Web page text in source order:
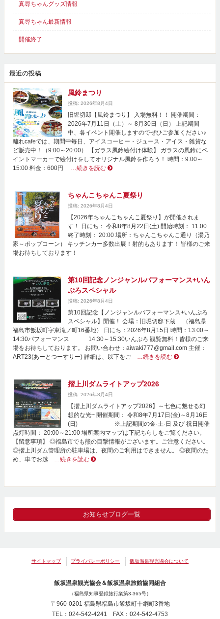
真尋ちゃんグッズ情報
真尋ちゃん最新情報
開催終了
最近の投稿
風鈴まつり
投稿: 2026年8月4日
旧堀切邸【風鈴まつり】 入場無料！！ 開催期間：
2026年7月11日（土）～ 8月30日（日） 上記期間
中、各イベント開催しますのでぜひご参加ください♪
離れcafeでは、期間中毎日、アイスコーヒー・ジュース・アイス・雑貨な
ど販売中！（9:00～20:00） 【ガラス風鈴絵付け体験】 ガラスの風鈴にペ
イントマーカーで絵付けをしてオリジナル風鈴を作ろう！ 時間：9:00～
15:00 料金：600円
…続きを読む
ちゃんこちゃんこ夏祭り
投稿: 2026年8月4日
【2026年ちゃんこちゃんこ夏祭り】が開催されま
す！ 日にち： 令和8年8月22日(土) 開始時刻： 11:00
終了時刻： 20:00 場所：ちゃんこちゃんこ通り（湯乃
家～ポップコーン） キッチンカー多数出展！射的もあります！ 皆様のご来
場お待ちしております！
第10回記念ノンジャンルパフォーマンス+いん
ぷろスペシャル
投稿: 2026年8月4日
第10回記念【ノンジャンルパフォーマンス+いんぷろ
スペシャル】開催！ 会場：旧堀切邸下蔵 （福島県
福島市飯坂町字東滝ノ町16番地） 日にち：2026年8月15日 時間：13:00～
14:30パフォーマンス 14:30～15:30いんぷろ 観覧無料！皆様のご来
場をお待ちしております。 お問い合わせ：aiwaki777@gmail.com 主催：
ART23(あーとつーすりー) 詳細は、以下をご …続きを読む
摺上川ダムライトアップ2026
投稿: 2026年8月4日
【摺上川ダムライトアップ2026】～七色に魅せる幻
想的な光~ 開催期間： 令和8年7月17日(金)～8月16日
(日) ※上記期間の金·土·日 及び 祝日開催
点灯時間： 20:00～21:00 場所案内マップは下記ちらしをご覧ください。
【留意事項】 ◎福島市でも熊の目撃情報がございます。ご注意ください。
◎摺上川ダム管理所の駐車場は、夜間のご利用はできません。 ◎夜間のた
め、車でお越 …続きを読む
お知らせブログ一覧
サイトマップ プライバシーポリシー 飯坂温泉観光協会について
飯坂温泉観光協会＆飯坂温泉旅館協同組合
（福島県知事登録旅行業第3-365号）
〒960-0201 福島県福島市飯坂町十綱町3番地
TEL：024-542-4241 FAX：024-542-4753